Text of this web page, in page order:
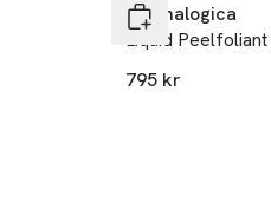
Dermalogica
Liquid Peelfoliant
795 kr